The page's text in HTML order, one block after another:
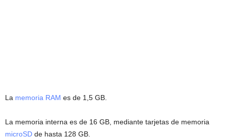
La memoria RAM es de 1,5 GB.
La memoria interna es de 16 GB, mediante tarjetas de memoria
microSD de hasta 128 GB.